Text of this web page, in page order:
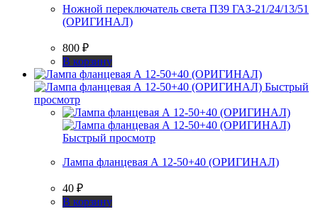
Ножной переключатель света П39 ГАЗ-21/24/13/51
(ОРИГИНАЛ)
800 ₽
В корзину
Быстрый
просмотр
Быстрый просмотр
Лампа фланцевая А 12-50+40 (ОРИГИНАЛ)
40 ₽
В корзину